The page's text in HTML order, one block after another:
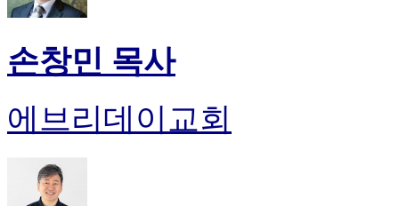
손창민 목사
에브리데이교회